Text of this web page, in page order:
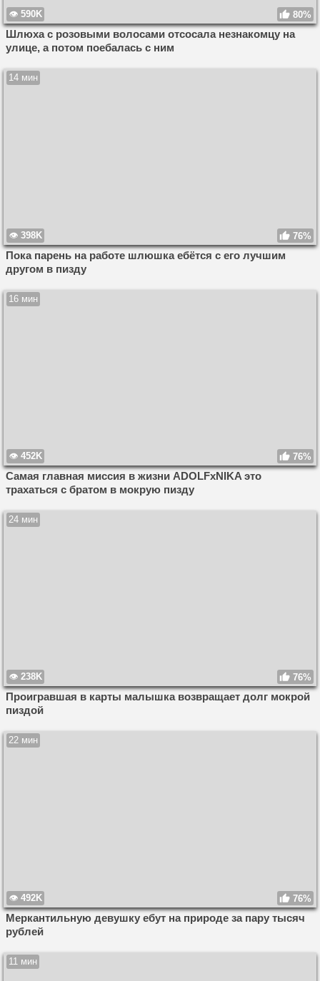
590K 80%
Шлюха с розовыми волосами отсосала незнакомцу на
улице, а потом поебалась с ним
14 мин
398K 76%
Пока парень на работе шлюшка ебётся с его лучшим
другом в пизду
16 мин
452K 76%
Самая главная миссия в жизни ADOLFxNIKA это
трахаться с братом в мокрую пизду
24 мин
238K 76%
Проигравшая в карты малышка возвращает долг мокрой
пиздой
22 мин
492K 76%
Меркантильную девушку ебут на природе за пару тысяч
рублей
11 мин